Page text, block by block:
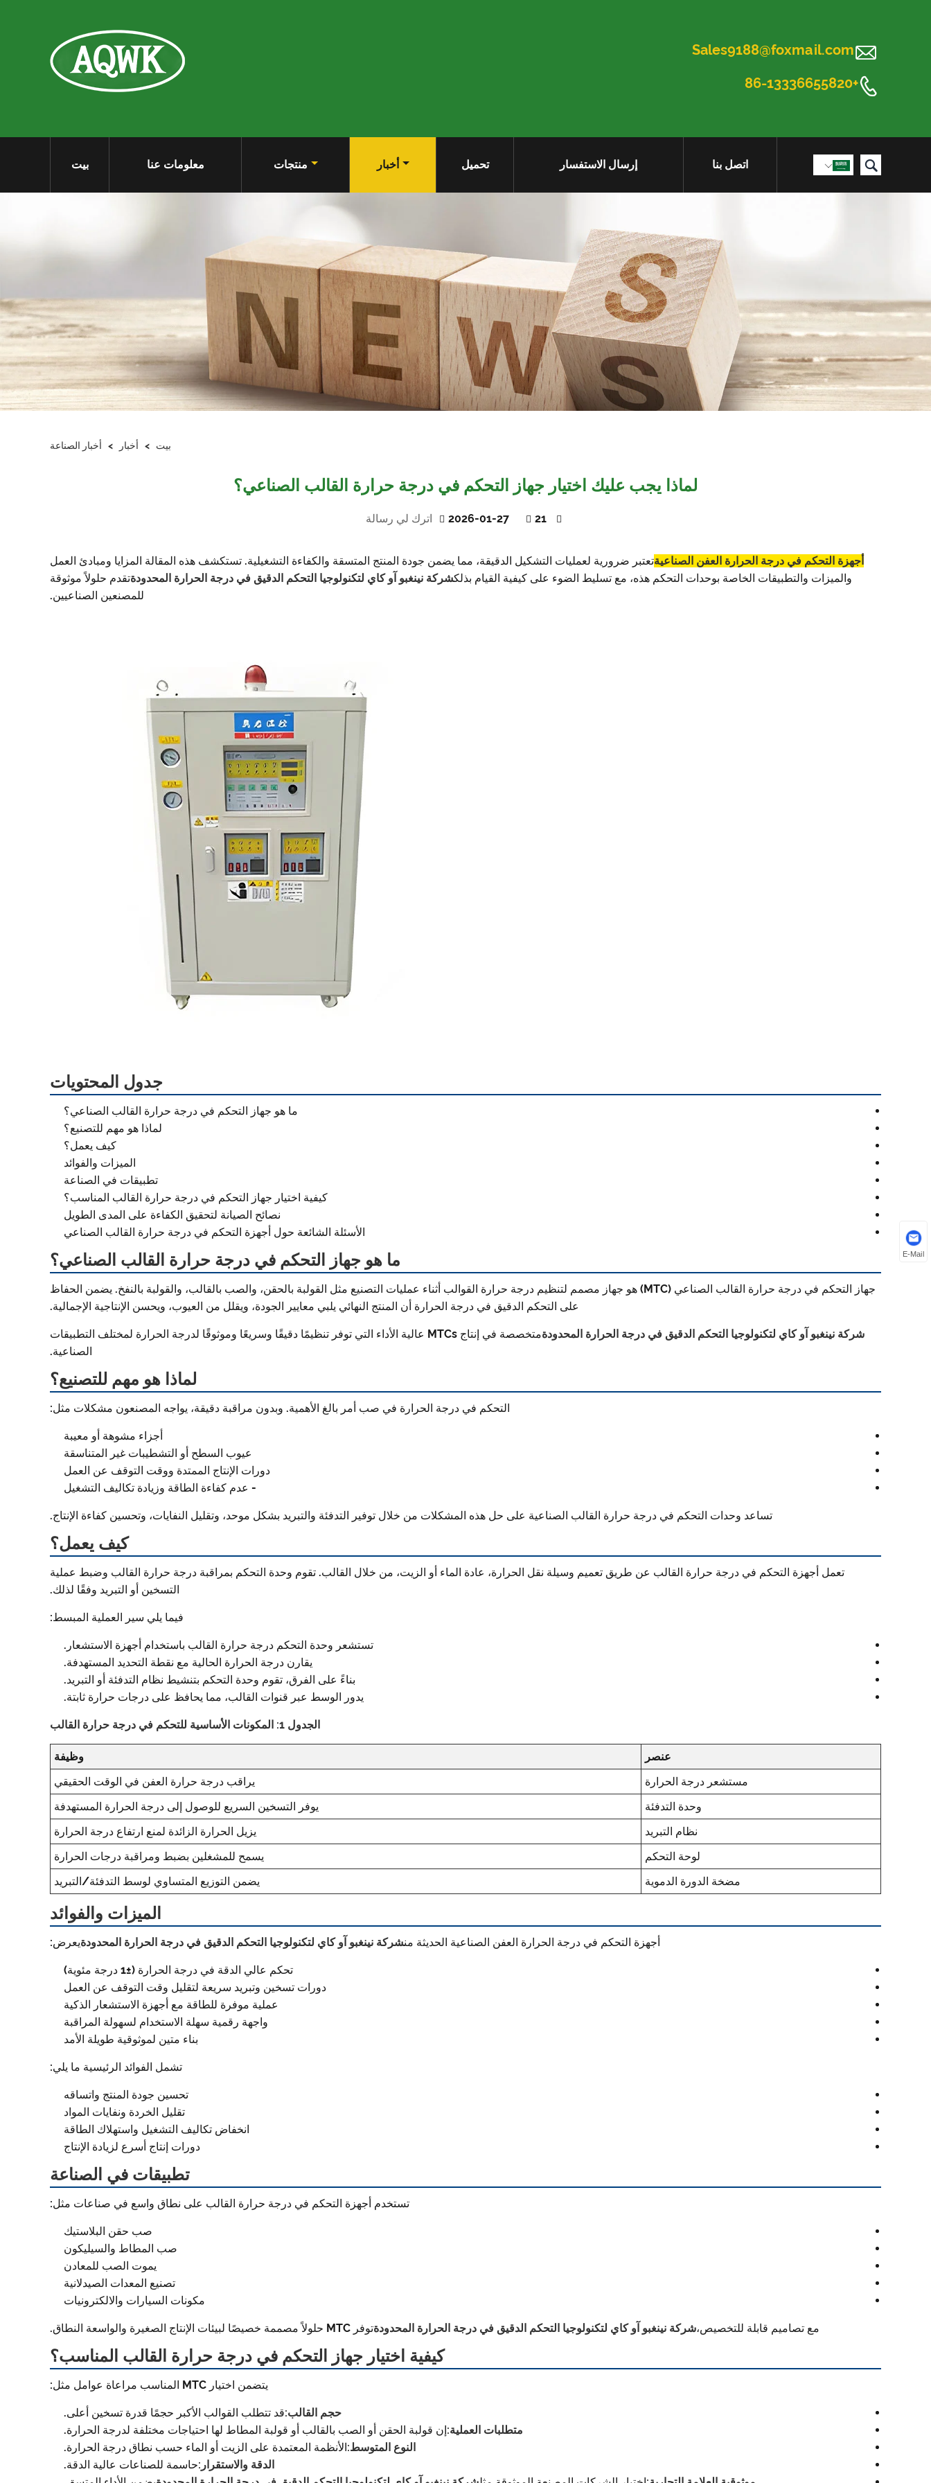

Sales9188@foxmail.com

+86-13336655820
  بيت معلومات عنا منتجات أخبار تحميل إرسال الاستفسار اتصل بنا
بيت > أخبار > أخبار الصناعة
لماذا يجب عليك اختيار جهاز التحكم في درجة حرارة القالب الصناعي؟
2026-01-27 21 اترك لي رسالة
أجهزة التحكم في درجة الحرارة العفن الصناعيةتعتبر ضرورية لعمليات التشكيل الدقيقة، مما يضمن جودة المنتج المتسقة والكفاءة التشغيلية. تستكشف هذه المقالة المزايا ومبادئ العمل
والميزات والتطبيقات الخاصة بوحدات التحكم هذه، مع تسليط الضوء على كيفية القيام بذلكشركة نينغبو آو كاي لتكنولوجيا التحكم الدقيق في درجة الحرارة المحدودةتقدم حلولاً موثوقة
للمصنعين الصناعيين.
جدول المحتويات
ما هو جهاز التحكم في درجة حرارة القالب الصناعي؟
لماذا هو مهم للتصنيع؟
كيف يعمل؟
الميزات والفوائد
تطبيقات في الصناعة
كيفية اختيار جهاز التحكم في درجة حرارة القالب المناسب؟
نصائح الصيانة لتحقيق الكفاءة على المدى الطويل
الأسئلة الشائعة حول أجهزة التحكم في درجة حرارة القالب الصناعي
ما هو جهاز التحكم في درجة حرارة القالب الصناعي؟
جهاز التحكم في درجة حرارة القالب الصناعي (MTC) هو جهاز مصمم لتنظيم درجة حرارة القوالب أثناء عمليات التصنيع مثل القولبة بالحقن، والصب بالقالب، والقولبة بالنفخ. يضمن الحفاظ
على التحكم الدقيق في درجة الحرارة أن المنتج النهائي يلبي معايير الجودة، ويقلل من العيوب، ويحسن الإنتاجية الإجمالية.
شركة نينغبو آو كاي لتكنولوجيا التحكم الدقيق في درجة الحرارة المحدودة
متخصصة في إنتاج MTCs عالية الأداء التي توفر تنظيمًا دقيقًا وسريعًا وموثوقًا لدرجة الحرارة لمختلف التطبيقات
الصناعية.
لماذا هو مهم للتصنيع؟
التحكم في درجة الحرارة في صب أمر بالغ الأهمية. وبدون مراقبة دقيقة، يواجه المصنعون مشكلات مثل:
أجزاء مشوهة أو معيبة
عيوب السطح أو التشطيبات غير المتناسقة
دورات الإنتاج الممتدة ووقت التوقف عن العمل
- عدم كفاءة الطاقة وزيادة تكاليف التشغيل
تساعد وحدات التحكم في درجة حرارة القالب الصناعية على حل هذه المشكلات من خلال توفير التدفئة والتبريد بشكل موحد، وتقليل النفايات، وتحسين كفاءة الإنتاج.
كيف يعمل؟
تعمل أجهزة التحكم في درجة حرارة القالب عن طريق تعميم وسيلة نقل الحرارة، عادة الماء أو الزيت، من خلال القالب. تقوم وحدة التحكم بمراقبة درجة حرارة القالب وضبط عملية
التسخين أو التبريد وفقًا لذلك.
فيما يلي سير العملية المبسط:
تستشعر وحدة التحكم درجة حرارة القالب باستخدام أجهزة الاستشعار.
يقارن درجة الحرارة الحالية مع نقطة التحديد المستهدفة.
بناءً على الفرق، تقوم وحدة التحكم بتنشيط نظام التدفئة أو التبريد.
يدور الوسط عبر قنوات القالب، مما يحافظ على درجات حرارة ثابتة.
الجدول 1: المكونات الأساسية للتحكم في درجة حرارة القالب
عنصر
وظيفة
مستشعر درجة الحرارة
يراقب درجة حرارة العفن في الوقت الحقيقي
وحدة التدفئة
يوفر التسخين السريع للوصول إلى درجة الحرارة المستهدفة
نظام التبريد
يزيل الحرارة الزائدة لمنع ارتفاع درجة الحرارة
لوحة التحكم
يسمح للمشغلين بضبط ومراقبة درجات الحرارة
مضخة الدورة الدموية
يضمن التوزيع المتساوي لوسط التدفئة/التبريد
الميزات والفوائد
أجهزة التحكم في درجة الحرارة العفن الصناعية الحديثة منشركة نينغبو آو كاي لتكنولوجيا التحكم الدقيق في درجة الحرارة المحدودةيعرض:
تحكم عالي الدقة في درجة الحرارة (±1 درجة مئوية)
دورات تسخين وتبريد سريعة لتقليل وقت التوقف عن العمل
عملية موفرة للطاقة مع أجهزة الاستشعار الذكية
واجهة رقمية سهلة الاستخدام لسهولة المراقبة
بناء متين لموثوقية طويلة الأمد
تشمل الفوائد الرئيسية ما يلي:
تحسين جودة المنتج واتساقه
تقليل الخردة ونفايات المواد
انخفاض تكاليف التشغيل واستهلاك الطاقة
دورات إنتاج أسرع لزيادة الإنتاج
تطبيقات في الصناعة
تستخدم أجهزة التحكم في درجة حرارة القالب على نطاق واسع في صناعات مثل:
صب حقن البلاستيك
صب المطاط والسيليكون
يموت الصب للمعادن
تصنيع المعدات الصيدلانية
مكونات السيارات والالكترونيات
مع تصاميم قابلة للتخصيص،شركة نينغبو آو كاي لتكنولوجيا التحكم الدقيق في درجة الحرارة المحدودةتوفر MTC حلولاً مصممة خصيصًا لبيئات الإنتاج الصغيرة والواسعة النطاق.
كيفية اختيار جهاز التحكم في درجة حرارة القالب المناسب؟
يتضمن اختيار MTC المناسب مراعاة عوامل مثل:
حجم القالب:قد تتطلب القوالب الأكبر حجمًا قدرة تسخين أعلى.
متطلبات العملية:إن قولبة الحقن أو الصب بالقالب أو قولبة المطاط لها احتياجات مختلفة لدرجة الحرارة.
النوع المتوسط:الأنظمة المعتمدة على الزيت أو الماء حسب نطاق درجة الحرارة.
الدقة والاستقرار:حاسمة للصناعات عالية الدقة.
E-Mail